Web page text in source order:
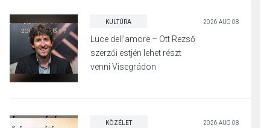
KULTÚRA 2026 AUG 08
Luce dell’amore – Ott Rezső
szerzői estjén lehet részt
venni Visegrádon
KÖZÉLET 2026 AUG 08